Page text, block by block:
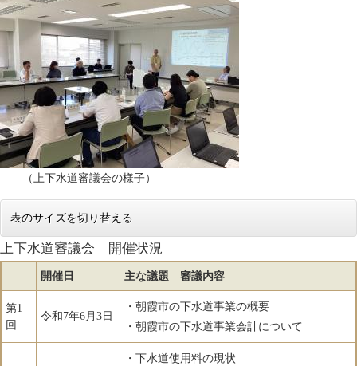
（上下水道審議会の様子）
表のサイズを切り替える
上下水道審議会 開催状況
開催日 主な議題 審議内容
第1
回
令和7年6月3日
・朝霞市の下水道事業の概要
・朝霞市の下水道事業会計について
・下水道使用料の現状